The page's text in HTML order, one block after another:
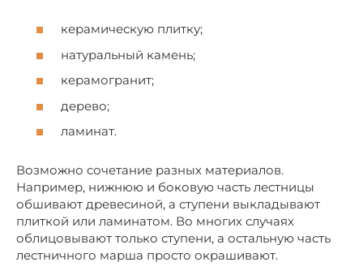
керамическую плитку;
натуральный камень;
керамогранит;
дерево;
ламинат.
Возможно сочетание разных материалов.
Например, нижнюю и боковую часть лестницы
обшивают древесиной, а ступени выкладывают
плиткой или ламинатом. Во многих случаях
облицовывают только ступени, а остальную часть
лестничного марша просто окрашивают.